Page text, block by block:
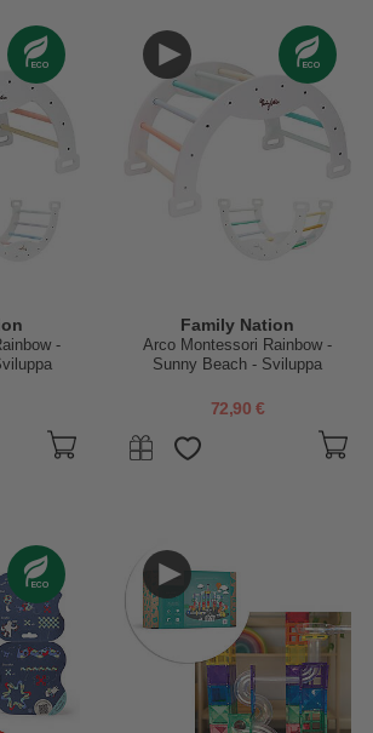
-
Family Nation
Arco Montessori Rainbow -
Sunny Beach - Sviluppa
72,90 €